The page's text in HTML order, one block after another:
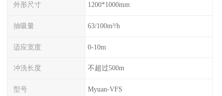
外形尺寸 1200*1000mm
抽吸量 63/100m³/h
适应宽度 0-10m
冲洗长度 不超过500m
型号 Myuan-VFS